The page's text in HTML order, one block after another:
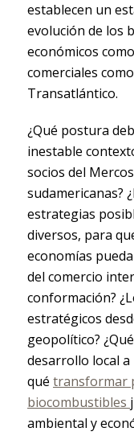
establecen un
evolución de los
económicos
comerciales
Transatlántico.
¿Qué postura
inestable
socios del
sudamericanas?
estrategias
diversos, para
economías
del comercio
conformación?
estratégicos
geopolítico?
desarrollo local
qué transformar
biocombustibles
ambiental y